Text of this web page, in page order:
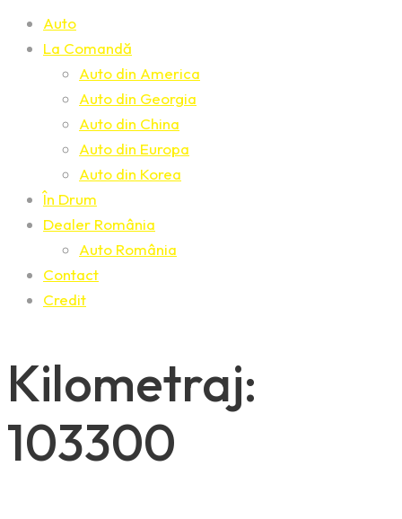
Auto
La Comandă
Auto din America
Auto din Georgia
Auto din China
Auto din Europa
Auto din Korea
În Drum
Dealer România
Auto România
Contact
Credit
Kilometraj:
103300